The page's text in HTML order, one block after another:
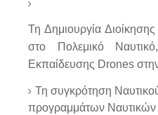
Τη Δημιουργία
στο Πολεμικό
Εκπαίδευσης Drones
Τη συγκρότηση
προγραμμάτων